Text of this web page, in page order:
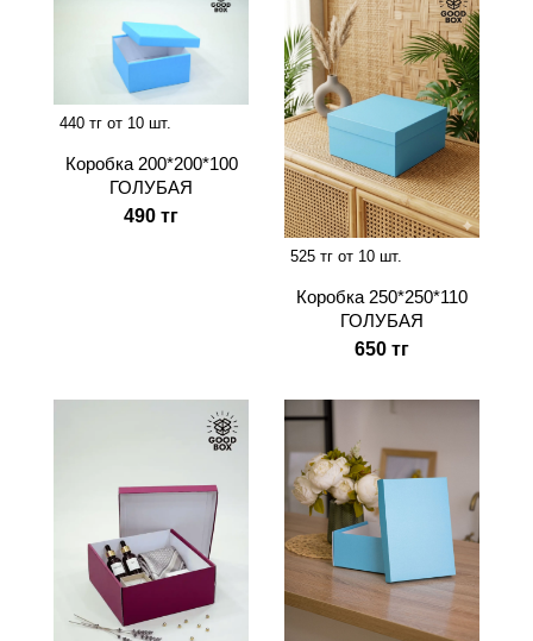
440 тг от 10 шт.
Коробка 200*200*100
ГОЛУБАЯ
490 тг
525 тг от 10 шт.
Коробка 250*250*110
ГОЛУБАЯ
650 тг